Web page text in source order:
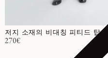
저지 소재의 비대칭 피티드 탑
정가
270€